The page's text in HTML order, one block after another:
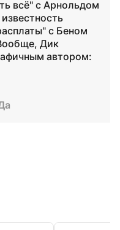
всё" с Арнольдом
с Беном
Дик
автором: